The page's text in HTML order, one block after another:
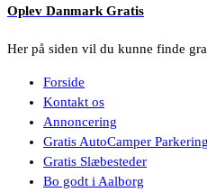
Oplev Danmark Gratis
Her på siden vil du kunne finde
Forside
Kontakt os
Annoncering
Gratis AutoCamper Parkering
Gratis Slæbesteder
Bo godt i Aalborg